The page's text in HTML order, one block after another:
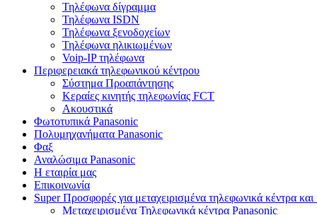
Τηλέφωνα δίγραμμα
Τηλέφωνα ISDN
Τηλέφωνα ξενοδοχείων
Τηλέφωνα ηλικιωμένων
Voip-IP τηλέφωνα
Περιφερειακά τηλεφωνικού κέντρου
Σύστημα Προαπάντησης
Κεραίες κινητής τηλεφωνίας FCT
Ακουστικά
Φωτοτυπικά Panasonic
Πολυμηχανήματα Panasonic
Φαξ
Αναλώσιμα Panasonic
Η εταιρία μας
Επικοινωνία
Super Προσφορές για μεταχειρισμένα τηλεφωνικά κέντρα και
Μεταχειρισμένα Τηλεφωνικά κέντρα Panasonic